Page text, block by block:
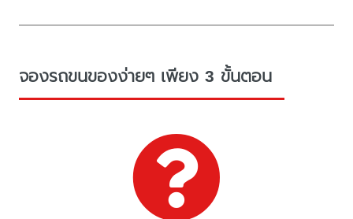
จองรถขนของง่ายๆ เพียง 3 ขั้นตอน